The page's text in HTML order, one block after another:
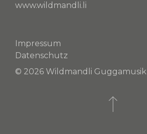
www.wildmandli.li
Impressum
Datenschutz
© 2026 Wildmandli Guggamusik